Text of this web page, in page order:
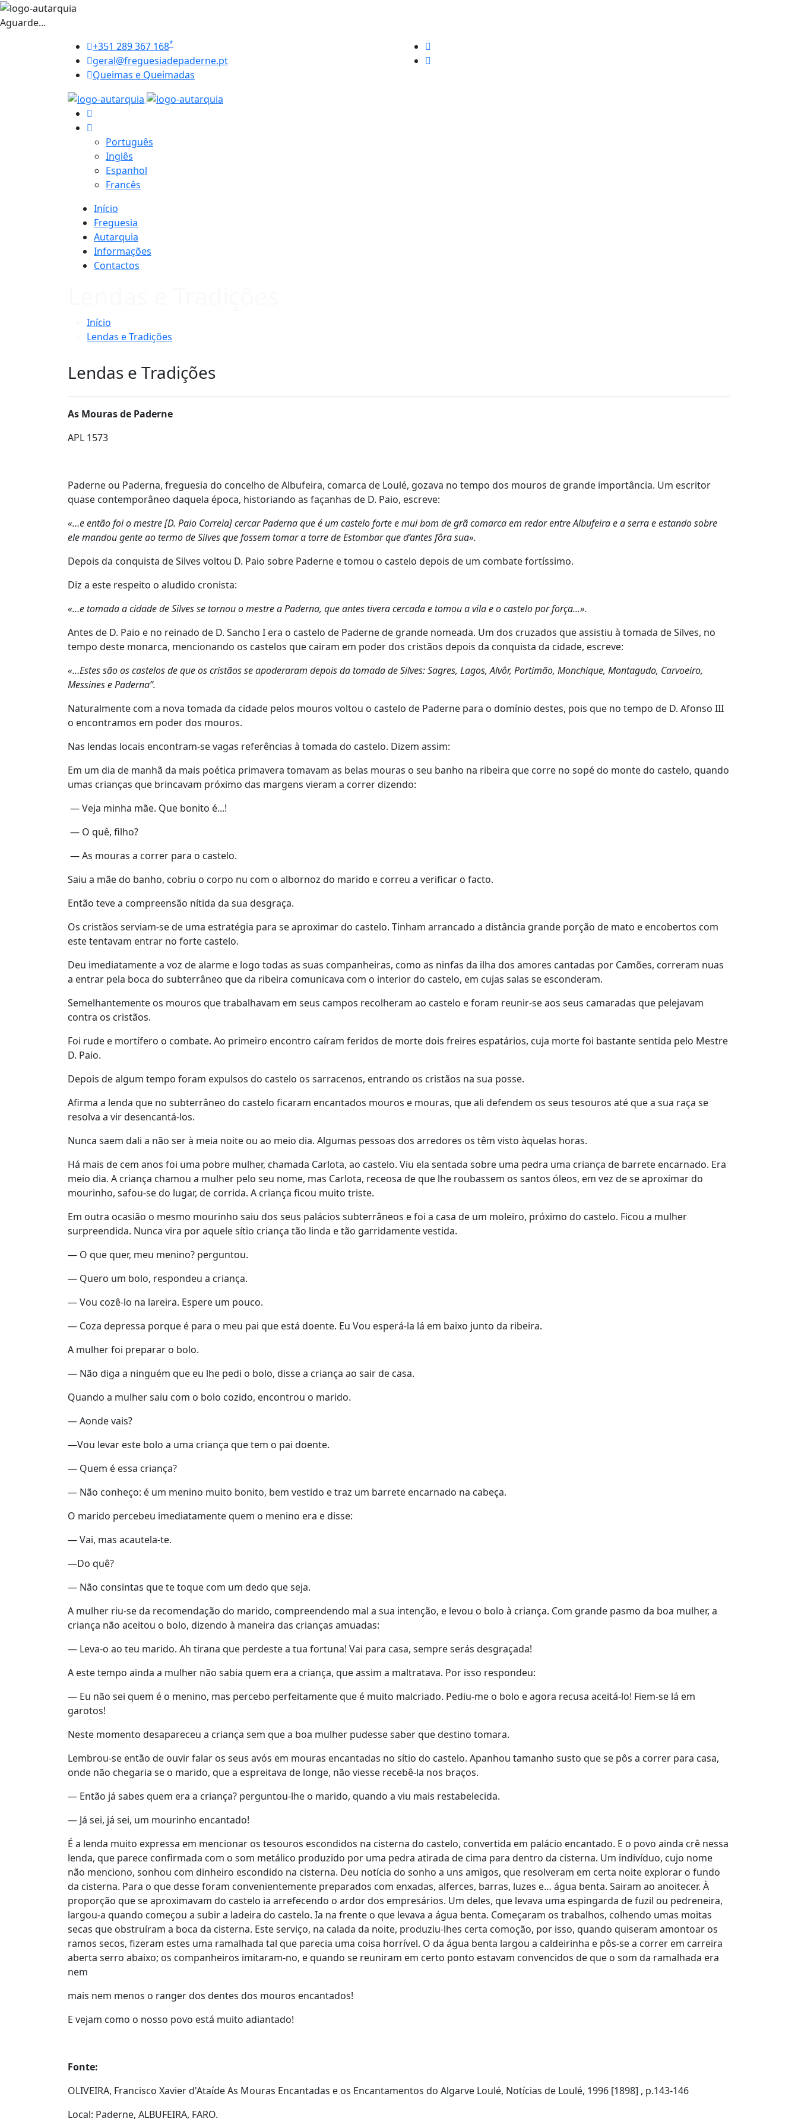
Aguarde...
+351 289 367 168*
geral@freguesiadepaderne.pt
Queimas e Queimadas
Português
Inglês
Espanhol
Francês
Início
Freguesia
Autarquia
Informações
Contactos
Início
Lendas e Tradições
Lendas e Tradições
As Mouras de Paderne
APL 1573
Paderne ou Paderna, freguesia do concelho de Albufeira, comarca de Loulé, gozava no tempo dos mouros de grande importância. Um escritor
quase contemporâneo daquela época, historiando as façanhas de D. Paio, escreve:
«…e então foi o mestre [D. Paio Correia] cercar Paderna que é um castelo forte e mui bom de grã comarca em redor entre Albufeira e a serra e estando sobre
ele mandou gente ao termo de Silves que fossem tomar a torre de Estombar que d’antes fôra sua».
Depois da conquista de Silves voltou D. Paio sobre Paderne e tomou o castelo depois de um combate fortíssimo.
Diz a este respeito o aludido cronista:
«…e tomada a cidade de Silves se tornou o mestre a Paderna, que antes tivera cercada e tomou a vila e o castelo por força...».
Antes de D. Paio e no reinado de D. Sancho I era o castelo de Paderne de grande nomeada. Um dos cruzados que assistiu à tomada de Silves, no
tempo deste monarca, mencionando os castelos que cairam em poder dos cristãos depois da conquista da cidade, escreve:
«…Estes são os castelos de que os cristãos se apoderaram depois da tomada de Silves: Sagres, Lagos, Alvôr, Portimão, Monchique, Montagudo, Carvoeiro,
Messines e Paderna”.
Naturalmente com a nova tomada da cidade pelos mouros voltou o castelo de Paderne para o domínio destes, pois que no tempo de D. Afonso III
o encontramos em poder dos mouros.
Nas lendas locais encontram-se vagas referências à tomada do castelo. Dizem assim:
Em um dia de manhã da mais poética primavera tomavam as belas mouras o seu banho na ribeira que corre no sopé do monte do castelo, quando
umas crianças que brincavam próximo das margens vieram a correr dizendo:
— Veja minha mãe. Que bonito é...!
— O quê, filho?
— As mouras a correr para o castelo.
Saiu a mãe do banho, cobriu o corpo nu com o albornoz do marido e correu a verificar o facto.
Então teve a compreensão nítida da sua desgraça.
Os cristãos serviam-se de uma estratégia para se aproximar do castelo. Tinham arrancado a distância grande porção de mato e encobertos com
este tentavam entrar no forte castelo.
Deu imediatamente a voz de alarme e logo todas as suas companheiras, como as ninfas da ilha dos amores cantadas por Camões, correram nuas
a entrar pela boca do subterrâneo que da ribeira comunicava com o interior do castelo, em cujas salas se esconderam.
Semelhantemente os mouros que trabalhavam em seus campos recolheram ao castelo e foram reunir-se aos seus camaradas que pelejavam
contra os cristãos.
Foi rude e mortífero o combate. Ao primeiro encontro caíram feridos de morte dois freires espatários, cuja morte foi bastante sentida pelo Mestre
D. Paio.
Depois de algum tempo foram expulsos do castelo os sarracenos, entrando os cristãos na sua posse.
Afirma a lenda que no subterrâneo do castelo ficaram encantados mouros e mouras, que ali defendem os seus tesouros até que a sua raça se
resolva a vir desencantá-los.
Nunca saem dali a não ser à meia noite ou ao meio dia. Algumas pessoas dos arredores os têm visto àquelas horas.
Há mais de cem anos foi uma pobre mulher, chamada Carlota, ao castelo. Viu ela sentada sobre uma pedra uma criança de barrete encarnado. Era
meio dia. A criança chamou a mulher pelo seu nome, mas Carlota, receosa de que lhe roubassem os santos óleos, em vez de se aproximar do
mourinho, safou-se do lugar, de corrida. A criança ficou muito triste.
Em outra ocasião o mesmo mourinho saiu dos seus palácios subterrâneos e foi a casa de um moleiro, próximo do castelo. Ficou a mulher
surpreendida. Nunca vira por aquele sítio criança tão linda e tão garridamente vestida.
— O que quer, meu menino? perguntou.
— Quero um bolo, respondeu a criança.
— Vou cozê-lo na lareira. Espere um pouco.
— Coza depressa porque é para o meu pai que está doente. Eu Vou esperá-la lá em baixo junto da ribeira.
A mulher foi preparar o bolo.
— Não diga a ninguém que eu lhe pedi o bolo, disse a criança ao sair de casa.
Quando a mulher saiu com o bolo cozido, encontrou o marido.
— Aonde vais?
—Vou levar este bolo a uma criança que tem o pai doente.
— Quem é essa criança?
— Não conheço: é um menino muito bonito, bem vestido e traz um barrete encarnado na cabeça.
O marido percebeu imediatamente quem o menino era e disse:
— Vai, mas acautela-te.
—Do quê?
— Não consintas que te toque com um dedo que seja.
A mulher riu-se da recomendação do marido, compreendendo mal a sua intenção, e levou o bolo à criança. Com grande pasmo da boa mulher, a
criança não aceitou o bolo, dizendo à maneira das crianças amuadas:
— Leva-o ao teu marido. Ah tirana que perdeste a tua fortuna! Vai para casa, sempre serás desgraçada!
A este tempo ainda a mulher não sabia quem era a criança, que assim a maltratava. Por isso respondeu:
— Eu não sei quem é o menino, mas percebo perfeitamente que é muito malcriado. Pediu-me o bolo e agora recusa aceitá-lo! Fiem-se lá em
garotos!
Neste momento desapareceu a criança sem que a boa mulher pudesse saber que destino tomara.
Lembrou-se então de ouvir falar os seus avós em mouras encantadas no sítio do castelo. Apanhou tamanho susto que se pôs a correr para casa,
onde não chegaria se o marido, que a espreitava de longe, não viesse recebê-la nos braços.
— Então já sabes quem era a criança? perguntou-lhe o marido, quando a viu mais restabelecida.
— Já sei, já sei, um mourinho encantado!
É a lenda muito expressa em mencionar os tesouros escondidos na cisterna do castelo, convertida em palácio encantado. E o povo ainda crê nessa
lenda, que parece confirmada com o som metálico produzido por uma pedra atirada de cima para dentro da cisterna. Um indivíduo, cujo nome
não menciono, sonhou com dinheiro escondido na cisterna. Deu notícia do sonho a uns amigos, que resolveram em certa noite explorar o fundo
da cisterna. Para o que desse foram convenientemente preparados com enxadas, alferces, barras, luzes e… água benta. Sairam ao anoitecer. À
proporção que se aproximavam do castelo ia arrefecendo o ardor dos empresários. Um deles, que levava uma espingarda de fuzil ou pedreneira,
largou-a quando começou a subir a ladeira do castelo. Ia na frente o que levava a água benta. Começaram os trabalhos, colhendo umas moitas
secas que obstruíram a boca da cisterna. Este serviço, na calada da noite, produziu-lhes certa comoção, por isso, quando quiseram amontoar os
ramos secos, fizeram estes uma ramalhada tal que parecia uma coisa horrível. O da água benta largou a caldeirinha e pôs-se a correr em carreira
aberta serro abaixo; os companheiros imitaram-no, e quando se reuniram em certo ponto estavam convencidos de que o som da ramalhada era
nem
mais nem menos o ranger dos dentes dos mouros encantados!
E vejam como o nosso povo está muito adiantado!
Fonte:
OLIVEIRA, Francisco Xavier d'Ataíde As Mouras Encantadas e os Encantamentos do Algarve Loulé, Notícias de Loulé, 1996 [1898] , p.143-146
Local: Paderne, ALBUFEIRA, FARO.